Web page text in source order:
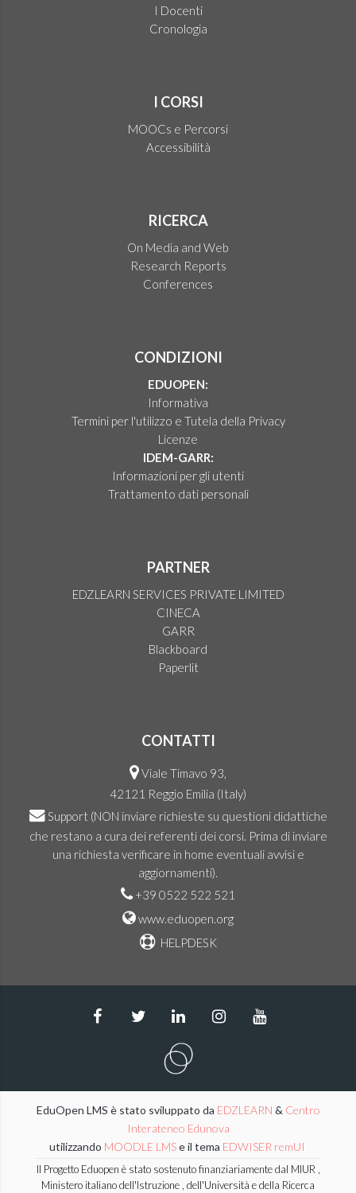
I Docenti
Cronologia
I CORSI
MOOCs e Percorsi
Accessibilità
RICERCA
On Media and Web
Research Reports
Conferences
CONDIZIONI
EDUOPEN:
Informativa
Termini per l'utilizzo e Tutela della Privacy
Licenze
IDEM-GARR:
Informazioni per gli utenti
Trattamento dati personali
PARTNER
EDZLEARN SERVICES PRIVATE LIMITED
CINECA
GARR
Blackboard
Paperlit
CONTATTI
Viale Timavo 93,
42121 Reggio Emilia (Italy)
Support (NON inviare richieste su questioni didattiche
che restano a cura dei referenti dei corsi. Prima di inviare
una richiesta verificare in home eventuali avvisi e
aggiornamenti).
+39 0522 522 521
www.eduopen.org
HELPDESK
EduOpen LMS è stato sviluppato da EDZLEARN & Centro
Interateneo Edunova
utilizzando MOODLE LMSe il tema EDWISER remUI
Il Progetto Eduopen è stato sostenuto finanziariamente dal MIUR ,
Ministero italiano dell'Istruzione , dell'Università e della Ricerca